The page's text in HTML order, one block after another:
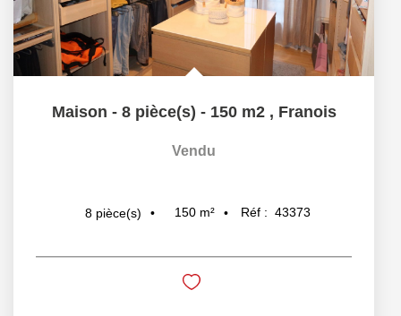
Maison - 8 pièce(s) - 150 m2 , Franois
Vendu
8 pièce(s) 150 m² Réf : 43373